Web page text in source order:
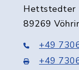
Hettstedter
89269
+49
+49